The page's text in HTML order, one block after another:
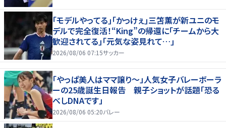
｢モデルやってる｣｢かっけぇ｣三笘薫が新ユニのモ
デルで完全復活！“King”の帰還に｢チームから大
歓迎されてる｣｢元気な姿見れて…｣
2026/08/06 07:15サッカー
「やっぱ美人はママ譲り～」人気女子バレーボーラ
ーの25歳誕生日報告 親子ショットが話題「恐る
べしDNAです」
2026/08/06 05:20バレー